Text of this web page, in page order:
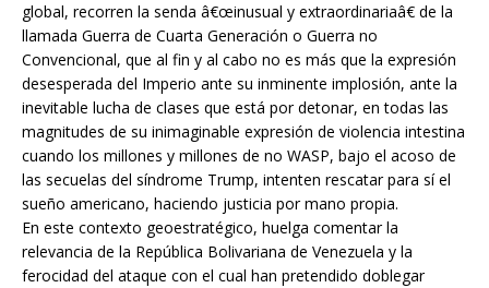
global, recorren la senda â€œinusual y extraordinariaâ€ de la
llamada Guerra de Cuarta Generación o Guerra no
Convencional, que al fin y al cabo no es más que la expresión
desesperada del Imperio ante su inminente implosión, ante la
inevitable lucha de clases que está por detonar, en todas las
magnitudes de su inimaginable expresión de violencia intestina
cuando los millones y millones de no WASP, bajo el acoso de
las secuelas del síndrome Trump, intenten rescatar para sí el
sueño americano, haciendo justicia por mano propia.
En este contexto geoestratégico, huelga comentar la
relevancia de la República Bolivariana de Venezuela y la
ferocidad del ataque con el cual han pretendido doblegar